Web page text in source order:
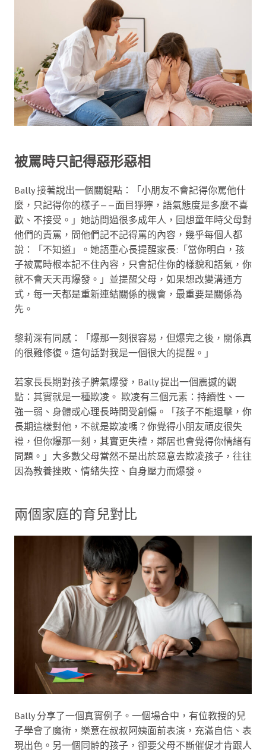
被罵時只記得惡形惡相
Bally 接著說出一個關鍵點：「小朋友不會記得你罵他什
麼，只記得你的樣子——面目猙獰，語氣態度是多麼不喜
歡、不接受。」她訪問過很多成年人，回想童年時父母對
他們的責罵，問他們記不記得罵的內容，幾乎每個人都
說：「不知道」。她語重心長提醒家長:「當你明白，孩
子被罵時根本記不住內容，只會記住你的樣貌和語氣，你
就不會天天再爆發。」並提醒父母，如果想改變溝通方
式，每一天都是重新連結關係的機會，最重要是關係為
先。
黎莉深有同感：「爆那一刻很容易，但爆完之後，關係真
的很難修復。這句話對我是一個很大的提醒。」
若家長長期對孩子脾氣爆發，Bally 提出一個震撼的觀
點：其實就是一種欺凌。 欺凌有三個元素：持續性、一
強一弱、身體或心理長時間受創傷。「孩子不能還擊，你
長期這樣對他，不就是欺凌嗎？你覺得小朋友頑皮很失
禮，但你爆那一刻，其實更失禮，鄰居也會覺得你情緒有
問題。」大多數父母當然不是出於惡意去欺凌孩子，往往
因為教養挫敗、情緒失控、自身壓力而爆發。
兩個家庭的育兒對比
Bally 分享了一個真實例子。一個場合中，有位教授的兒
子學會了魔術，樂意在叔叔阿姨面前表演，充滿自信、表
現出色。另一個同齡的孩子，卻要父母不斷催促才肯跟人